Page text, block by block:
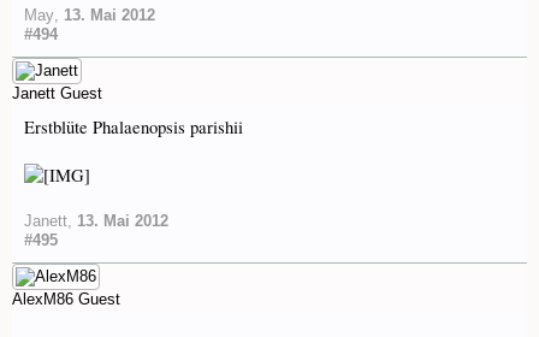
May, 13. Mai 2012
#494
Janett Guest
Erstblüte Phalaenopsis parishii
Janett, 13. Mai 2012
#495
AlexM86 Guest